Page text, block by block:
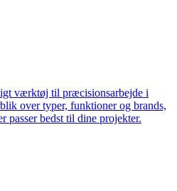
værktøj til præcisionsarbejde i
over typer, funktioner og brands,
passer bedst til dine projekter.